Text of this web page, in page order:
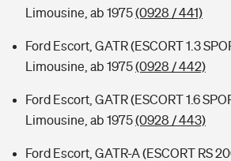
Limousine, ab 1975(0928 / 441)
Ford Escort, GATR (ESCORT 1.3
Limousine, ab 1975(0928 / 442)
Ford Escort, GATR (ESCORT 1.6
Limousine, ab 1975(0928 / 443)
Ford Escort, GATR-A (ESCORT RS